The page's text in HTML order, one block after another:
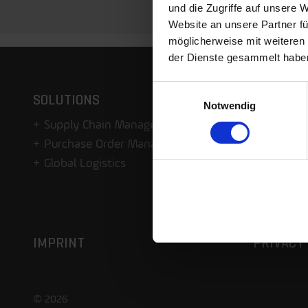
und die Zugriffe auf unsere
Website an unsere Partner
möglicherweise mit
der Dienste gesammelt
Notwendig
SOLUTIONS
Supply Chain Management
Purchase Order Management
Global Logistics
COMPANY
Press
IMPRINT PRIVACY
© 2026